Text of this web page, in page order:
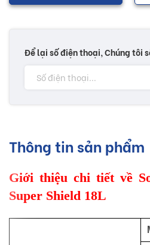
Để lại số điện thoại, Chúng tôi
Thông tin sản phẩm
Giới thiệu chi tiết về
Super Shield 18L